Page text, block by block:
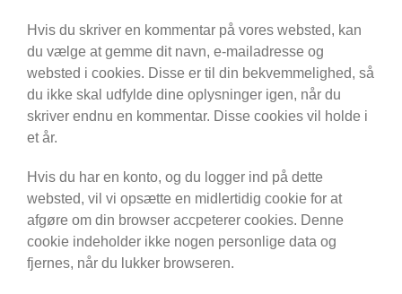
Hvis du skriver en kommentar på vores websted, kan
du vælge at gemme dit navn, e-mailadresse og
websted i cookies. Disse er til din bekvemmelighed, så
du ikke skal udfylde dine oplysninger igen, når du
skriver endnu en kommentar. Disse cookies vil holde i
et år.
Hvis du har en konto, og du logger ind på dette
websted, vil vi opsætte en midlertidig cookie for at
afgøre om din browser accpeterer cookies. Denne
cookie indeholder ikke nogen personlige data og
fjernes, når du lukker browseren.